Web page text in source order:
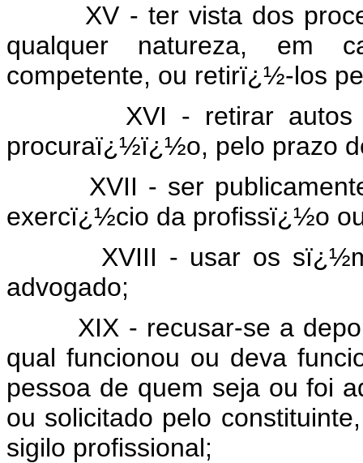
XV - ter vista dos
qualquer natureza, em
competente, ou retirï¿½-los
XVI - retirar autos de
procuraï¿½ï¿½o, pelo prazo
XVII - ser publicamente
exercï¿½cio da profissï¿½o
XVIII - usar os
advogado;
XIX - recusar-se a depor
qual funcionou ou deva
pessoa de quem seja ou foi
ou solicitado pelo
sigilo profissional;